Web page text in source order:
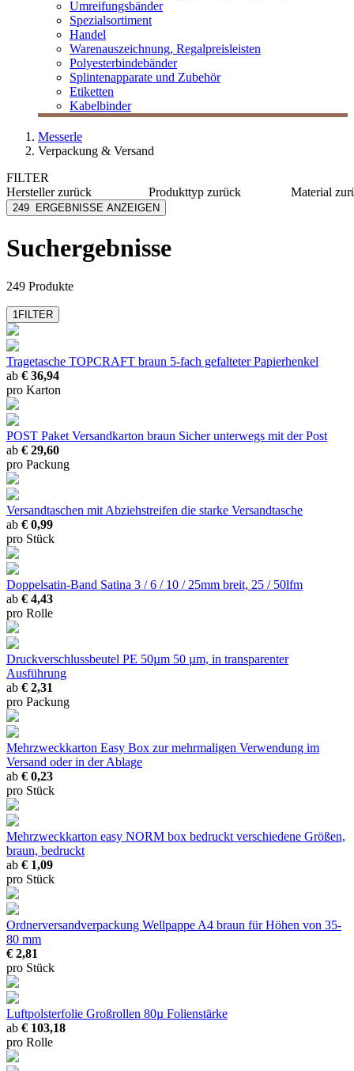
Umreifungsbänder
Spezialsortiment
Handel
Warenauszeichnung, Regalpreisleisten
Polyesterbindebänder
Splintenapparate und Zubehör
Etiketten
Kabelbinder
Messerle
Verpackung & Versand
FILTER
Herstellerzurück
Allplastik
Avery Zweckform
Berryman Allstar
mehr anzeigen
Produkttyp zurück
Material
249 ERGEBNISSE ANZEIGEN
Suchergebnisse
249 Produkte
1FILTER
Tragetasche TOPCRAFT braun 5-fach gefalteter Papierhenkel
ab € 36,94
pro Karton
POST Paket Versandkarton braun Sicher unterwegs mit der Post
ab € 29,60
pro Packung
Versandtaschen mit Abziehstreifen die starke Versandtasche
ab € 0,99
pro Stück
Doppelsatin-Band Satina 3 / 6 / 10 / 25mm breit, 25 / 50lfm
ab € 4,43
pro Rolle
Druckverschlussbeutel PE 50µm 50 µm, in transparenter
Ausführung
ab € 2,31
pro Packung
Mehrzweckkarton Easy Box zur mehrmaligen Verwendung im
Versand oder in der Ablage
ab € 0,23
pro Stück
Mehrzweckkarton easy NORM box bedruckt verschiedene Größen,
braun, bedruckt
ab € 1,09
pro Stück
Ordnerversandverpackung Wellpappe A4 braun für Höhen von 35-
80 mm
€ 2,81
pro Stück
Luftpolsterfolie Großrollen 80µ Folienstärke
ab € 103,18
pro Rolle